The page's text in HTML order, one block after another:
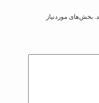
بخش‌های موردنیاز